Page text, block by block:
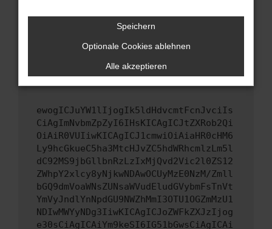
Wende dich an den Webseitenbetreiber.
Wenn du alle oben genannten Schritte versucht
hast, kontaktiere uns bitte. Wir werden
versuchen, das Problem zu beheben. Du kannst
uns diesen Text schicken, um uns bei der
ewogICJuYW1lIjogIk5ldHdvcmtFcnJvciIs
CiAgImNvbmZpZyI6IHsKICAgICJtZXRob2Qi
OiAiR0VUIiwKICAgICJ1cmwiOiAiaHR0cHM6
Ly9hcGkueC5ha3MtcHJvZC5hdWRhcmlzLm5l
dC92MS9jbGllbnRzLzIxMjQvd2Vic2l0ZS12
ZWhpY2xlcy8yNjkwNDAwOCUyMzE0NzM/Zmll
bGQ9dmVoaWNsZUNsaWVudEludGVybmFsTnVt
YmVyJndlYnNpdGU9NWZhMmI3OTU1OGZmMzU1
NDIwMWYyNDg3IiwKICAgICJoZWFkZXJzIjog
e30sCiAgICAiYm9keSI6IG51bGwsCiAgICAi
Speichern
Optionale Cookies ablehnen
Alle akzeptieren